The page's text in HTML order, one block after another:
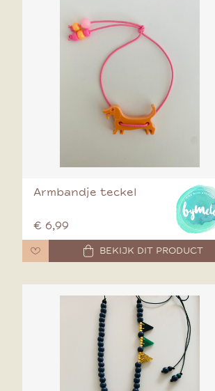
Armbandje teckel
€ 6,99
BEKIJK DIT PRODUCT